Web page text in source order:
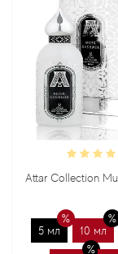
Collection Musk
10 мл 15